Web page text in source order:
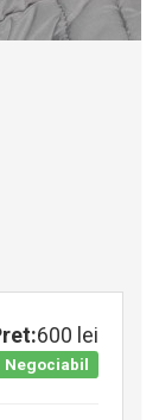
600 lei
Negociabil